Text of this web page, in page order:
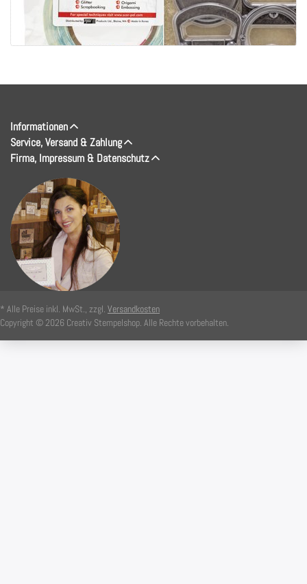
Informationen
Service, Versand & Zahlung
Firma, Impressum & Datenschutz
* Alle Preise inkl. MwSt., zzgl. Versandkosten
Copyright © 2026 Creativ Stempelshop. Alle Rechte vorbehalten.